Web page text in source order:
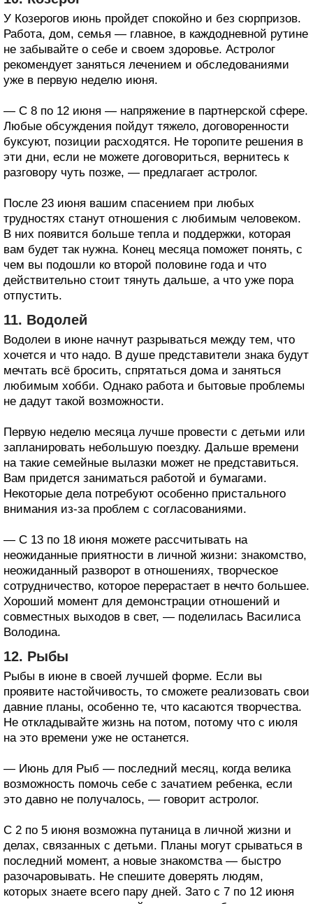
У Козерогов июнь пройдет спокойно и без сюрпризов.
Работа, дом, семья — главное, в каждодневной рутине
не забывайте о себе и своем здоровье. Астролог
рекомендует заняться лечением и обследованиями
уже в первую неделю июня.
— С 8 по 12 июня — напряжение в партнерской сфере.
Любые обсуждения пойдут тяжело, договоренности
буксуют, позиции расходятся. Не торопите решения в
эти дни, если не можете договориться, вернитесь к
разговору чуть позже, — предлагает астролог.
После 23 июня вашим спасением при любых
трудностях станут отношения с любимым человеком.
В них появится больше тепла и поддержки, которая
вам будет так нужна. Конец месяца поможет понять, с
чем вы подошли ко второй половине года и что
действительно стоит тянуть дальше, а что уже пора
отпустить.
11. Водолей
Водолеи в июне начнут разрываться между тем, что
хочется и что надо. В душе представители знака будут
мечтать всё бросить, спрятаться дома и заняться
любимым хобби. Однако работа и бытовые проблемы
не дадут такой возможности.
Первую неделю месяца лучше провести с детьми или
запланировать небольшую поездку. Дальше времени
на такие семейные вылазки может не представиться.
Вам придется заниматься работой и бумагами.
Некоторые дела потребуют особенно пристального
внимания из-за проблем с согласованиями.
— С 13 по 18 июня можете рассчитывать на
неожиданные приятности в личной жизни: знакомство,
неожиданный разворот в отношениях, творческое
сотрудничество, которое перерастает в нечто большее.
Хороший момент для демонстрации отношений и
совместных выходов в свет, — поделилась Василиса
Володина.
12. Рыбы
Рыбы в июне в своей лучшей форме. Если вы
проявите настойчивость, то сможете реализовать свои
давние планы, особенно те, что касаются творчества.
Не откладывайте жизнь на потом, потому что с июля
на это времени уже не останется.
— Июнь для Рыб — последний месяц, когда велика
возможность помочь себе с зачатием ребенка, если
это давно не получалось, — говорит астролог.
С 2 по 5 июня возможна путаница в личной жизни и
делах, связанных с детьми. Планы могут срываться в
последний момент, а новые знакомства — быстро
разочаровывать. Не спешите доверять людям,
которых знаете всего пару дней. Зато с 7 по 12 июня